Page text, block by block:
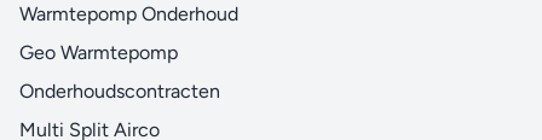
Warmtepomp Onderhoud
Geo Warmtepomp
Onderhoudscontracten
Multi Split Airco